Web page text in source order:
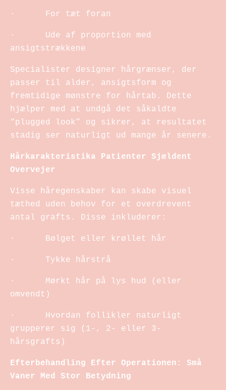
· For tæt foran
· Ude af proportion med
ansigtstrækkene
Specialister designer hårgrænser, der
passer til alder, ansigtsform og
fremtidige mønstre for hårtab. Dette
hjælper med at undgå det såkaldte
“plugged look” og sikrer, at resultatet
stadig ser naturligt ud mange år senere.
Hårkarakteristika Patienter Sjældent
Overvejer
Visse håregenskaber kan skabe visuel
tæthed uden behov for et overdrevent
antal grafts. Disse inkluderer:
· Bølget eller krøllet hår
· Tykke hårstrå
· Mørkt hår på lys hud (eller
omvendt)
· Hvordan follikler naturligt
grupperer sig (1-, 2- eller 3-
hårsgrafts)
Efterbehandling Efter Operationen: Små
Vaner Med Stor Betydning